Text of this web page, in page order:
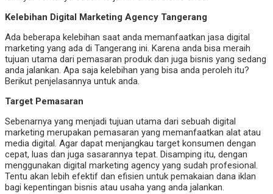
Kelebihan Digital Marketing Agency Tangerang
Ada beberapa kelebihan saat anda memanfaatkan jasa digital
marketing yang ada di Tangerang ini. Karena anda bisa meraih
tujuan utama dari pemasaran produk dan juga bisnis yang sedang
anda jalankan. Apa saja kelebihan yang bisa anda peroleh itu?
Berikut penjelasannya untuk anda.
Target Pemasaran
Sebenarnya yang menjadi tujuan utama dari sebuah digital
marketing merupakan pemasaran yang memanfaatkan alat atau
media digital. Agar dapat menjangkau target konsumen dengan
cepat, luas dan juga sasarannya tepat. Disamping itu, dengan
menggunakan digital marketing agency yang sudah profesional.
Tentu akan lebih efektif dan efisien untuk pemakaian dana iklan
bagi kepentingan bisnis atau usaha yang anda jalankan.